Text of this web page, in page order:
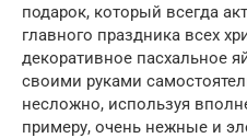
подарок, который всегда
главного праздника всех
декоративное пасхальное
своими руками
несложно, используя
примеру, очень нежные и